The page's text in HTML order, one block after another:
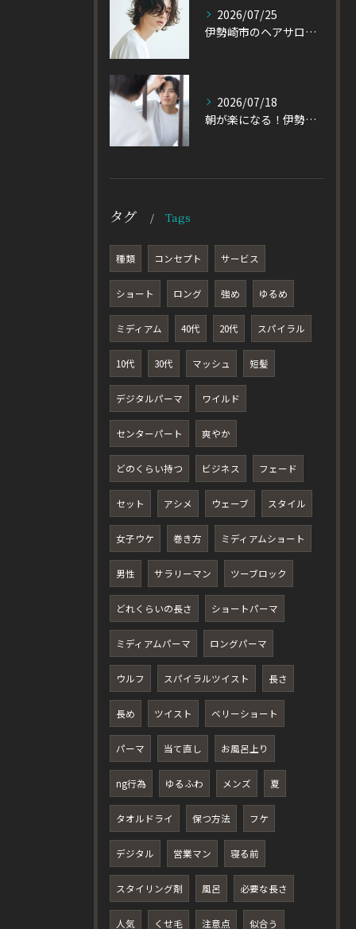
2026/07/25
伊勢崎市のヘアサロン発！黒髪でも重たく見えない大人パーマとは
2026/07/18
朝が楽になる！伊勢崎市の美容室が教える大人パーマスタイル
タグ Tags
種類 コンセプト サービス
ショート ロング 強め ゆるめ
ミディアム 40代 20代 スパイラル
10代 30代 マッシュ 短髪
デジタルパーマ ワイルド
センターパート 爽やか
どのくらい持つ ビジネス フェード
セット アシメ ウェーブ スタイル
女子ウケ 巻き方 ミディアムショート
男性 サラリーマン ツーブロック
どれくらいの長さ ショートパーマ
ミディアムパーマ ロングパーマ
ウルフ スパイラルツイスト 長さ
長め ツイスト ベリーショート
パーマ 当て直し お風呂上り
ng行為 ゆるふわ メンズ 夏
タオルドライ 保つ方法 フケ
デジタル 営業マン 寝る前
スタイリング剤 風呂 必要な長さ
人気 くせ毛 注意点 似合う